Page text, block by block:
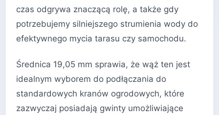
czas odgrywa znaczącą rolę, a także gdy
potrzebujemy silniejszego strumienia wody do
efektywnego mycia tarasu czy samochodu.
Średnica 19,05 mm sprawia, że wąż ten jest
idealnym wyborem do podłączania do
standardowych kranów ogrodowych, które
zazwyczaj posiadają gwinty umożliwiające